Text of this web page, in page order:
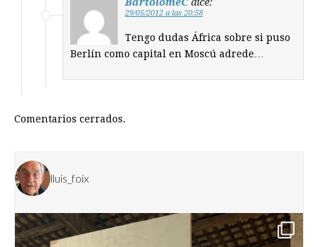
29/05/2012 a las 20:58
Tengo dudas África sobre si puso
Berlín como capital en Moscú adrede…
Comentarios cerrados.
lluis_foix